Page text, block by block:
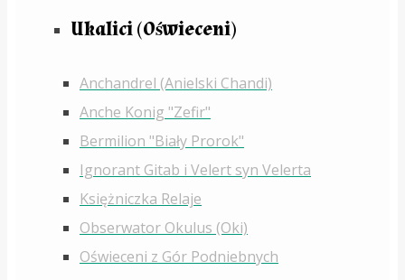
Ukalici (Oświeceni)
Anchandrel (Anielski Chandi)
Anche Konig "Zefir"
Bermilion "Biały Prorok"
Ignorant Gitab i Velert syn Velerta
Księżniczka Relaje
Obserwator Okulus (Oki)
Oświeceni z Gór Podniebnych